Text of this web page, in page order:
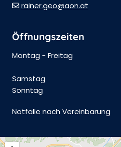
 rainer.geo@aon.at
Öffnungszeiten
Montag - Freitag
Samstag
Sonntag
Notfälle nach Vereinbarung